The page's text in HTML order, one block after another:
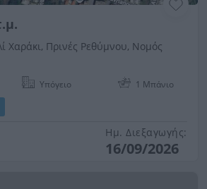
Χαράκι, Πρινές Ρεθύμνου, Νομός
Υπόγειο 1 Μπάνιo
Ημ. Διεξαγωγής:
16/09/2026